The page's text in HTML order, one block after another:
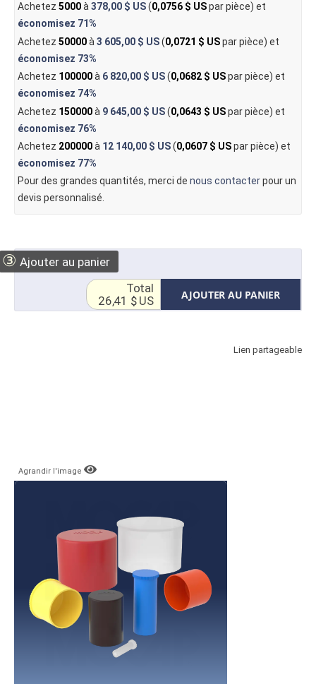
Achetez 5000à378,00 $ US(0,0756 $ USpar pièce) et
économisez 71%
Achetez 50000à 3 605,00 $ US(0,0721 $ USpar pièce) et
économisez 73%
Achetez 100000à 6 820,00 $ US(0,0682 $ USpar pièce) et
économisez 74%
Achetez 150000à 9 645,00 $ US(0,0643 $ USpar pièce) et
économisez 76%
Achetez 200000à 12 140,00 $ US(0,0607 $ USpar pièce) et
économisez 77%
Pour des grandes quantités, merci de nous contacterpour un
devis personnalisé.
③ Ajouter au panier
AJOUTER AU PANIER
Total
26,41 $ US
Lien partageable
Agrandir l'image